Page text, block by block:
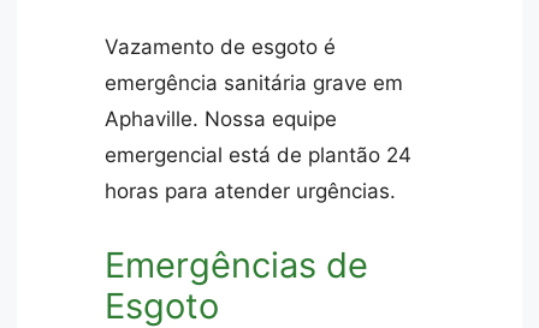
Vazamento de esgoto é
emergência sanitária grave em
Aphaville. Nossa equipe
emergencial está de plantão 24
horas para atender urgências.
Emergências de
Esgoto